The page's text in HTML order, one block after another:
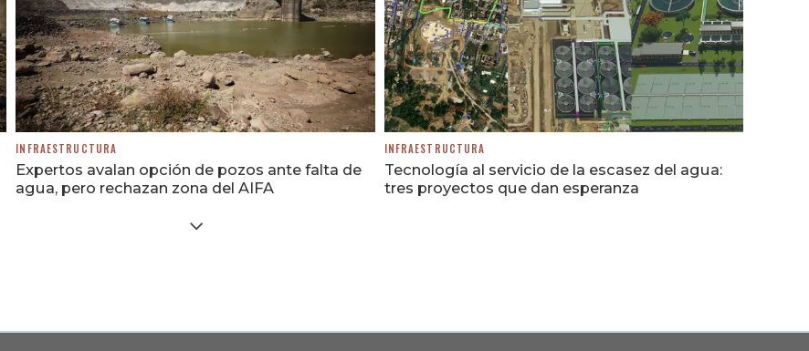
INFRAESTRUCTURA
Expertos avalan opción de pozos ante falta de
agua, pero rechazan zona del AIFA
INFRAESTRUCTURA
Tecnología al servicio de la escasez del agua:
tres proyectos que dan esperanza